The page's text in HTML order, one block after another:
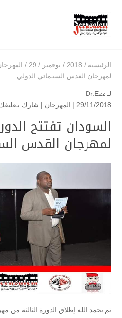
الرئيسية /
2018
/ نوفمبر /
29
/
لمهرجان القدس السينمائي الدولي
لـ Dr.Ezz
29/11/2018 |
المهرجان | شارك بتعليقك
السودان تفتتح
لمهرجان القدس
تم بحمد الله إطلاق الدورة الثالثة من